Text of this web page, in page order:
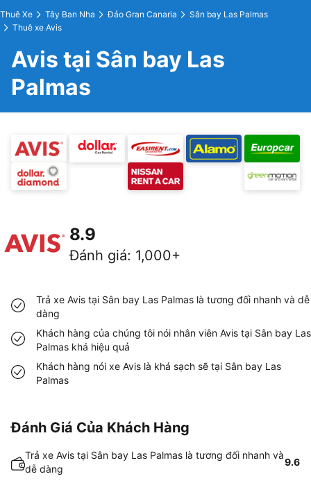
Thuê Xe Tây Ban Nha Đảo Gran Canaria
Sân bay Las Palmas
Thuê xe Avis
Avis tại Sân bay Las
Palmas
8.9
Đánh giá: 1,000+
Trả xe Avis tại Sân bay Las Palmas là tương đối nhanh và dễ
dàng
Khách hàng của chúng tôi nói nhân viên Avis tại Sân bay Las
Palmas khá hiệu quả
Khách hàng nói xe Avis là khá sạch sẽ tại Sân bay Las
Palmas
Đánh Giá Của Khách Hàng
Trả xe Avis tại Sân bay Las Palmas là tương đối nhanh và
dễ dàng
9.6